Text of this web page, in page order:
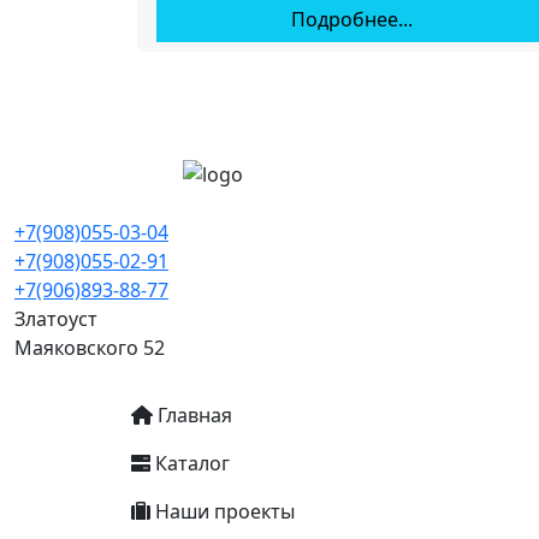
Подробнее...
+7(908)055-03-04
+7(908)055-02-91
+7(906)893-88-77
Златоуст
Маяковского 52
Основная навигация
Главная
Каталог
Наши проекты